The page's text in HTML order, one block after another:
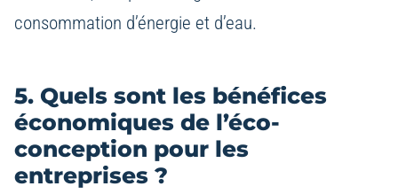
consommation d’énergie et d’eau.
5. Quels sont les bénéfices
économiques de l’éco-
conception pour les
entreprises ?